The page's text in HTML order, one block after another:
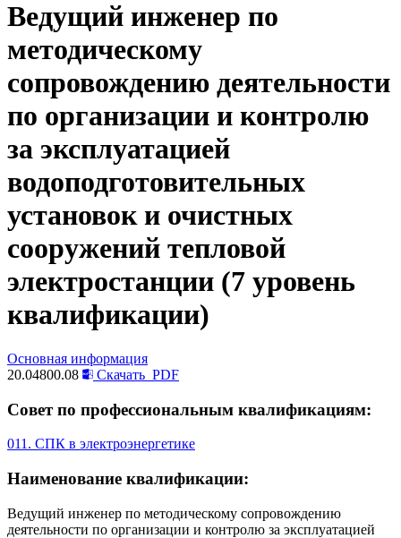
Ведущий инженер по
методическому
сопровождению деятельности
по организации и контролю
за эксплуатацией
водоподготовительных
установок и очистных
сооружений тепловой
электростанции (7 уровень
квалификации)
Основная информация
20.04800.08
Скачать PDF
Совет по профессиональным квалификациям:
011. СПК в электроэнергетике
Наименование квалификации:
Ведущий инженер по методическому сопровождению
деятельности по организации и контролю за эксплуатацией